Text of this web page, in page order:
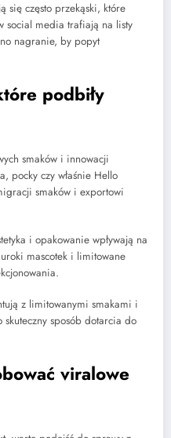
się często przekąski, które
social media trafiają na listy
nagranie, by popyt
podbiły
smaków i innowacji
pocky czy właśnie Hello
smaków i exportowi
i opakowanie wpływają na
mascotek i limitowane
z limitowanymi smakami i
sposób dotarcia do
viralowe